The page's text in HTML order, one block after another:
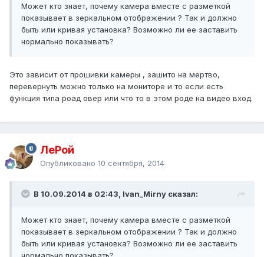
Может кто знает, почему камера вместе с разметкой
показывает в зеркальном отображении ? Так и должно
быть или кривая установка? Возможно ли ее заставить
нормально показывать?
Это зависит от прошивки камеры , зашито на мертво,
перевернуть можно только на мониторе и то если есть
функция типа роад овер или что то в этом роде на видео вход.
ЛеРой
Опубликовано 10 сентября, 2014
В 10.09.2014 в 02:43, Ivan_Mirny сказал:
Может кто знает, почему камера вместе с разметкой
показывает в зеркальном отображении ? Так и должно
быть или кривая установка? Возможно ли ее заставить